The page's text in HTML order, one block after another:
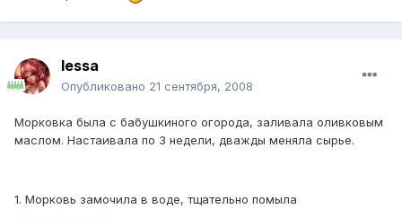
lessa
Опубликовано 21 сентября, 2008
Морковка была с бабушкиного огорода, заливала оливковым
маслом. Настаивала по 3 недели, дважды меняла сырье.
1. Морковь замочила в воде, тщательно помыла